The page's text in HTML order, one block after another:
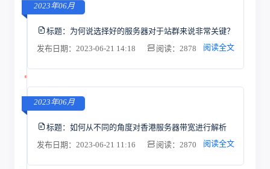
2023年06月
标题： 为何说选择好的服务器对于站群来说非常关键？
发布日期：2023-06-21 14:18
阅读：2878 阅读全文
2023年06月
标题： 如何从不同的角度对香港服务器带宽进行解析
发布日期：2023-06-21 11:16
阅读：2870 阅读全文